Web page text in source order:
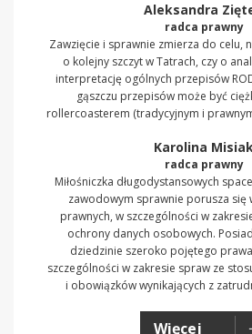
Aleksandra
radca prawny
Zawzięcie i sprawnie zmierza do celu,
o kolejny szczyt w Tatrach, czy o
interpretację ogólnych przepisów
gąszczu przepisów może być
rollercoasterem (tradycyjnym i
Karolina
radca prawny
Miłośniczka długodystansowych
zawodowym sprawnie porusza
prawnych, w szczególności w
ochrony danych osobowych.
dziedzinie szeroko pojętego
szczególności w zakresie spraw ze
i obowiązków wynikających z
Więcej